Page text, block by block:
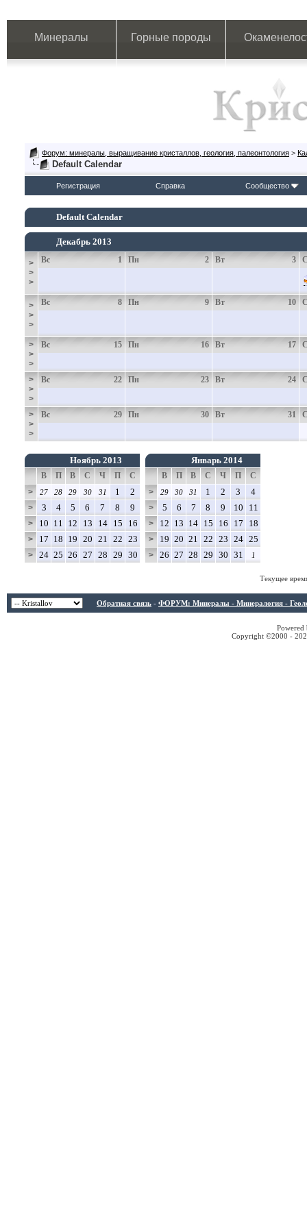
Минералы Горные породы
Форум: минералы, выращивание кристаллов, геология, палеонтология >
Default Calendar
Регистрация Справка Сообщество
Default Calendar
Декабрь 2013
>
>
>
1
Вс 2
Пн 3
Вт
>
>
>
8
Вс 9
Пн 10
Вт
>
>
>
15
Вс 16
Пн 17
Вт
>
>
>
22
Вс 23
Пн 24
Вт
>
>
>
29
Вс 30
Пн 31
Вт
Ноябрь 2013
В П В С Ч П
С
>
27 28 29 30 31 1 2
> 3 4 5 6 7 8 9
> 10 11 12 13 14 15 16
> 17 18 19 20 21 22 23
> 24 25 26 27 28 29 30
Январь 2014
В П В С Ч П
С
>
29 30 31 1 2 3 4
> 5 6 7 8 9 10 11
> 12 13 14 15 16 17 18
> 19 20 21 22 23 24 25
> 26 27 28 29 30 31 1
Текущее
Обратная связь - ФОРУМ: Минералы - Минералогия -
Copyright ©2000 -